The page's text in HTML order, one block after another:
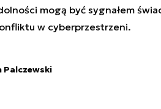
mogą być sygnałem
w cyberprzestrzeni.
Palczewski